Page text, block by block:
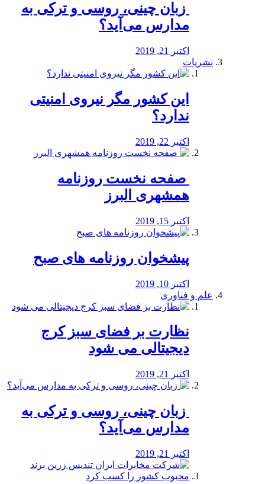
️ زبان چینی، روسی و ترکی به
مدارس می‌آید؟
اکتبر 21, 2019
نشریات
این کشور مگر نیروی امنیتی
ندارد؟
اکتبر 22, 2019
️ صفحه نخست روزنامه‌
همشهری البرز
اکتبر 15, 2019
پیشخوان روزنامه های صبح
اکتبر 10, 2019
علم و فناوری
نظارت بر فضای سبز کرج
دیجیتالی می شود
اکتبر 21, 2019
️ زبان چینی، روسی و ترکی به
مدارس می‌آید؟
اکتبر 21, 2019